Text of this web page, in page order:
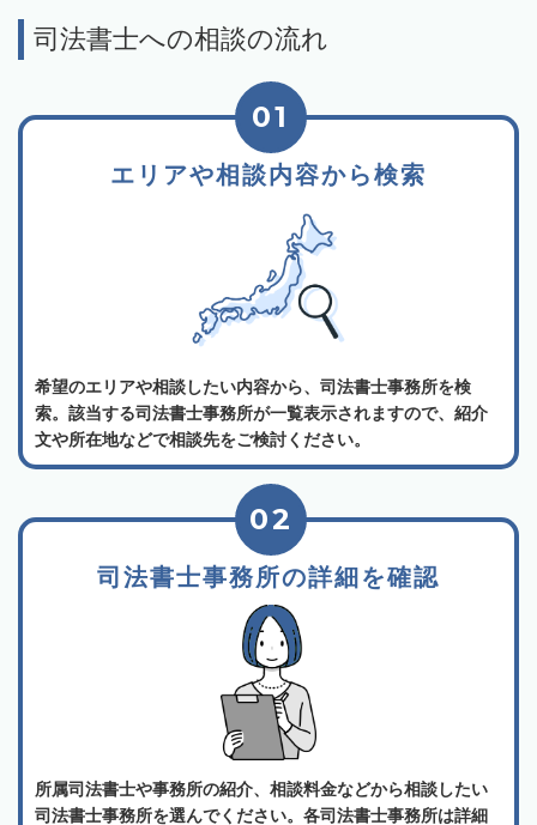
司法書士への相談の流れ
エリアや相談内容から検索
01
希望のエリアや相談したい内容から、司法書士事務所を検
索。該当する司法書士事務所が一覧表示されますので、紹介
文や所在地などで相談先をご検討ください。
司法書士事務所の詳細を確認
02
所属司法書士や事務所の紹介、相談料金などから相談したい
司法書士事務所を選んでください。各司法書士事務所は詳細